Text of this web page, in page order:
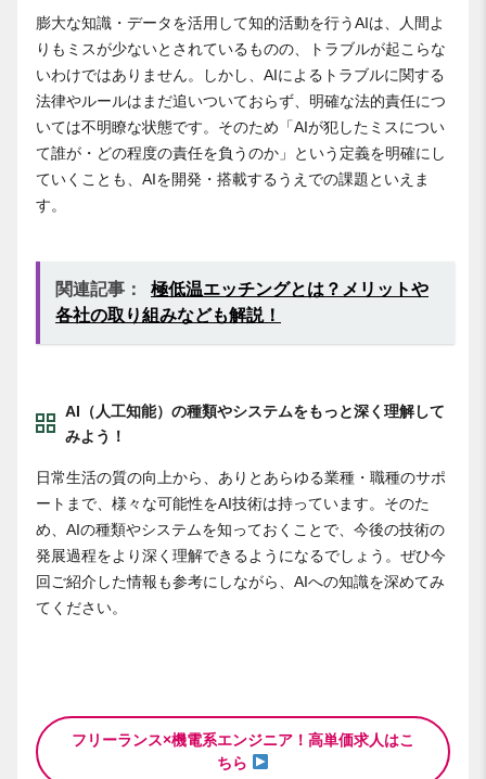
膨大な知識・データを活用して知的活動を行うAIは、人間よ
りもミスが少ないとされているものの、トラブルが起こらな
いわけではありません。しかし、AIによるトラブルに関する
法律やルールはまだ追いついておらず、明確な法的責任につ
いては不明瞭な状態です。そのため「AIが犯したミスについ
て誰が・どの程度の責任を負うのか」という定義を明確にし
ていくことも、AIを開発・搭載するうえでの課題といえま
す。
関連記事：
極低温エッチングとは？メリットや
各社の取り組みなども解説！
AI（人工知能）の種類やシステムをもっと深く理解して
みよう！
日常生活の質の向上から、ありとあらゆる業種・職種のサポ
ートまで、様々な可能性をAI技術は持っています。そのた
め、AIの種類やシステムを知っておくことで、今後の技術の
発展過程をより深く理解できるようになるでしょう。ぜひ今
回ご紹介した情報も参考にしながら、AIへの知識を深めてみ
てください。
フリーランス×機電系エンジニア！高単価求人はこ
ちら